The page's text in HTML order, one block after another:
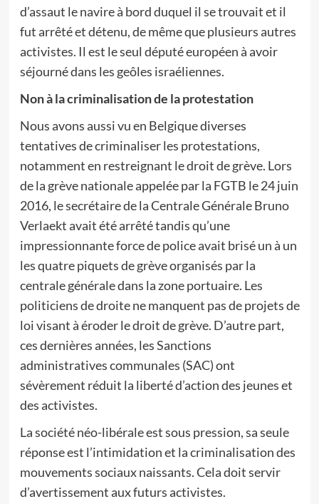
d’assaut le navire à bord duquel il se trouvait et il
fut arrêté et détenu, de même que plusieurs autres
activistes. Il est le seul député européen à avoir
séjourné dans les geôles israéliennes.
Non à la criminalisation de la protestation
Nous avons aussi vu en Belgique diverses
tentatives de criminaliser les protestations,
notamment en restreignant le droit de grève. Lors
de la grève nationale appelée par la FGTB le 24 juin
2016, le secrétaire de la Centrale Générale Bruno
Verlaekt avait été arrêté tandis qu’une
impressionnante force de police avait brisé un à un
les quatre piquets de grève organisés par la
centrale générale dans la zone portuaire. Les
politiciens de droite ne manquent pas de projets de
loi visant à éroder le droit de grève. D’autre part,
ces dernières années, les Sanctions
administratives communales (SAC) ont
sévèrement réduit la liberté d’action des jeunes et
des activistes.
La société néo-libérale est sous pression, sa seule
réponse est l’intimidation et la criminalisation des
mouvements sociaux naissants. Cela doit servir
d’avertissement aux futurs activistes.